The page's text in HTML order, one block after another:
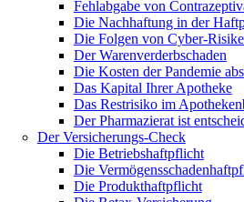
Fehlabgabe von
Die Nachhaftung in der
Die Folgen von Cyber-
Der Warenverderbschaden
Die Kosten der Pandemie
Das Kapital Ihrer Apotheke
Das Restrisiko im
Der Pharmazierat ist
Der Versicherungs-Check
Die Betriebshaftpflicht
Die
Die Produkthaftpflicht